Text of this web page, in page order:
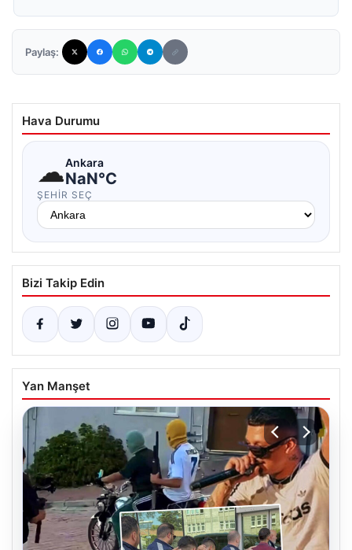
Paylaş:
Hava Durumu
☁Ankara
NaN°C
ŞEHIR SEÇ
Bizi Takip Edin
Yan Manşet